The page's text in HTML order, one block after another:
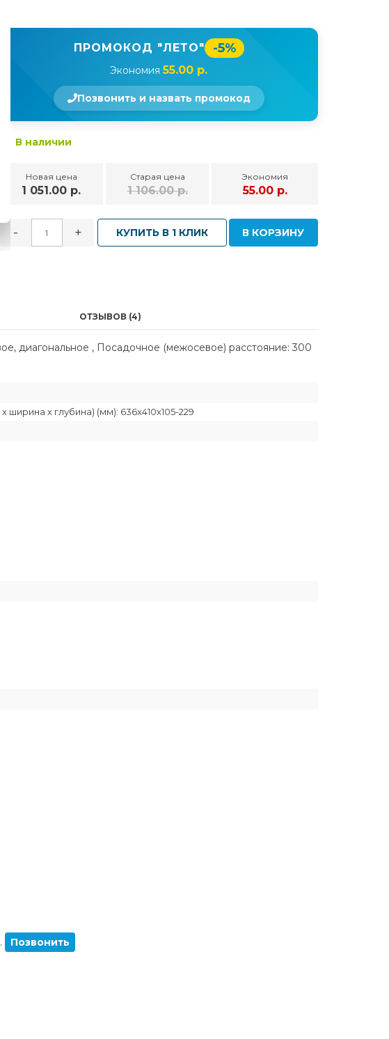
ПРОМОКОД "ЛЕТО" -5%
Экономия55.00 р.
Позвонить и назвать промокод
В наличии
Новая цена
1 051.00 р.
Старая цена
1 106.00 р.
Экономия
55.00 р.
- + КУПИТЬ В 1 КЛИК В КОРЗИНУ
ОТЗЫВОВ (4)
диагональное , Посадочное (межосевое) расстояние: 300
х глубина) (мм): 636x410x105-229
Позвонить